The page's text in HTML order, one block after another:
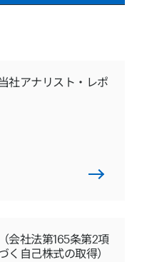
社アナリスト・レポ
会社法第165条第2項
く自己株式の取得）